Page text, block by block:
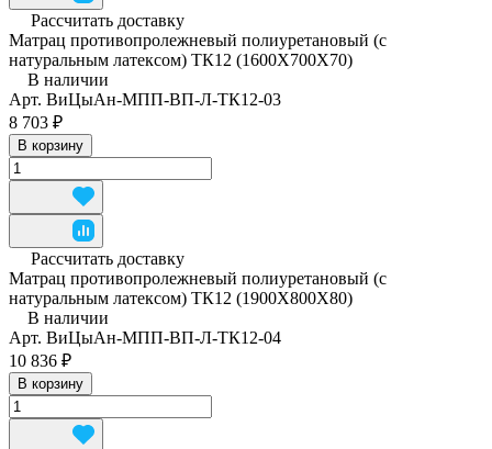
Рассчитать доставку
Матрац противопролежневый полиуретановый (с
натуральным латексом) ТК12 (1600Х700Х70)
В наличии
Арт. ВиЦыАн-МПП-ВП-Л-ТК12-03
8 703 ₽
В корзину
Рассчитать доставку
Матрац противопролежневый полиуретановый (с
натуральным латексом) ТК12 (1900Х800Х80)
В наличии
Арт. ВиЦыАн-МПП-ВП-Л-ТК12-04
10 836 ₽
В корзину